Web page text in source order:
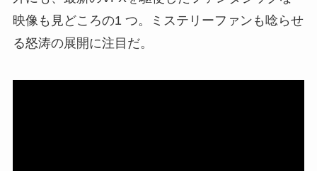
映像も見どころの1 つ。ミステリーファンも唸らせ
る怒涛の展開に注目だ。